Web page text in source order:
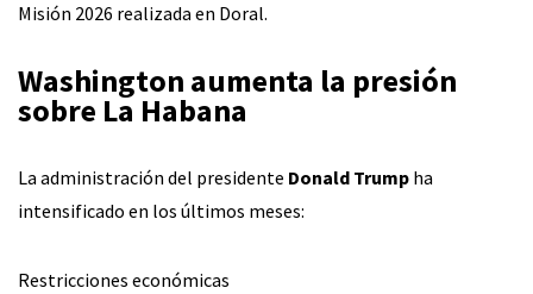
Misión 2026 realizada en Doral.
Washington aumenta la presión
sobre La Habana
La administración del presidente Donald Trump ha
intensificado en los últimos meses:
Restricciones económicas